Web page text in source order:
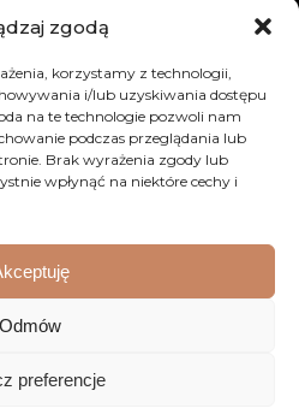
zgodą
korzystamy z technologii,
i/lub uzyskiwania dostępu
na te technologie pozwoli nam
podczas przeglądania lub
Brak wyrażenia zgody lub
wpłynąć na niektóre cechy i
Odmów
preferencje
prawa zastrzeżone.